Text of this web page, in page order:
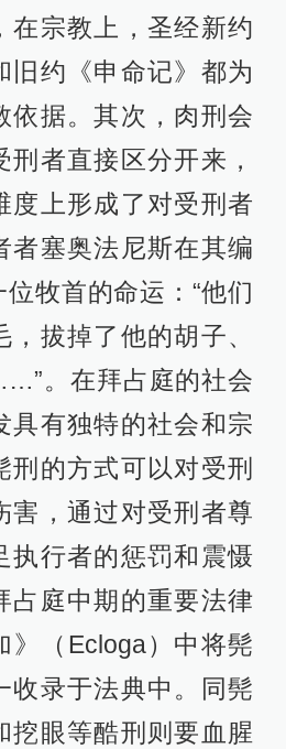
在宗教上，圣经新约
旧约《申命记》都为
依据。其次，肉刑会
者直接区分开来，
度上形成了对受刑者
者塞奥法尼斯在其编
牧首的命运：“他们
拔掉了他的胡子、
。在拜占庭的社会
具有独特的社会和宗
刑的方式可以对受刑
害，通过对受刑者尊
执行者的惩罚和震慑
占庭中期的重要法律
》（Ecloga）中将髡
收录于法典中。同髡
挖眼等酷刑则要血腥